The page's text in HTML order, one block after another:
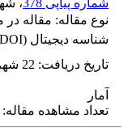
نوع مقاله: مقاله در
شناسه دیجیتال (DOI):
تاریخ دریافت: 22 شهریور 1404
آمار
تعداد مشاهده مقاله: 32